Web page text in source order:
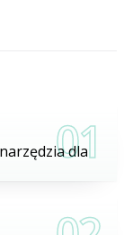
01
dla